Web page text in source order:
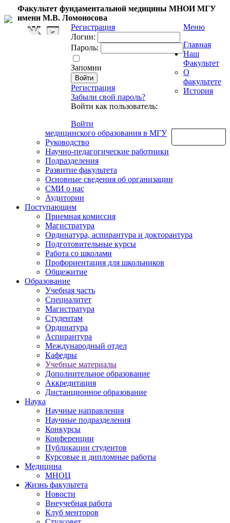
Факультет фундаментальной медицины МНОИ МГУ
имени М.В. Ломоносова
Регистрация
Логин:
Пароль:
Запомни
Регистрация
Забыли свой пароль?
Войти как пользователь:
Войти
Меню
Главная
Наш
Факультет
О
факультете
История
медицинского образования в МГУ
Руководство
Научно-педагогические работники
Подразделения
Развитие факультета
Основные сведения об организации
СМИ о нас
Аудитории
Поступающим
Приемная комиссия
Магистратура
Ординатура, аспирантура и докторантура
Подготовительные курсы
Работа со школами
Профориентация для школьников
Общежитие
Образование
Учебная часть
Специалитет
Магистратура
Студентам
Ординатура
Аспирантура
Международный отдел
Кафедры
Учебные материалы
Дополнительное образование
Аккредитация
Дистанционное образование
Наука
Научные направления
Научные подразделения
Конкурсы
Конференции
Публикации студентов
Курсовые и дипломные работы
Медицина
МНОЦ
Жизнь факультета
Новости
Внеучебная работа
Клуб менторов